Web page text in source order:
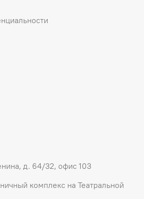
д. 64/32, офис 103
комплекс на Театральной